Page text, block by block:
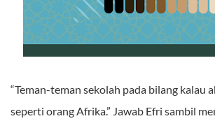
“Teman-teman sekolah pada bilang kalau
seperti orang Afrika.” Jawab Efri sambil